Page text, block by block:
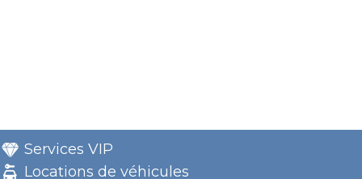
Services VIP
Locations de véhicules